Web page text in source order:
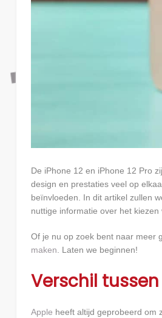
De iPhone 12 en iPhone 12 Pro
design en prestaties veel op
beïnvloeden. In dit artikel zullen
nuttige informatie over het
Of je nu op zoek bent naar meer
maken . Laten we beginnen!
Verschil tussen
Apple heeft altijd geprobeerd om